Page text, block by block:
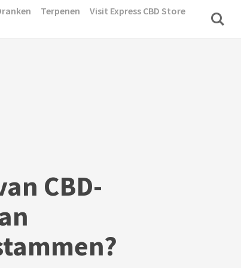
Terpenen
Visit Express CBD Store
CBD-